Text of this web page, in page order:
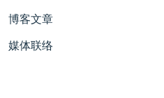
博客文章
媒体联络